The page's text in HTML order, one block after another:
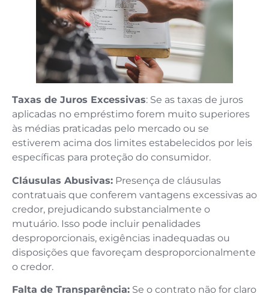
Taxas de Juros Excessivas: Se as taxas de juros
aplicadas no empréstimo forem muito superiores
às médias praticadas pelo mercado ou se
estiverem acima dos limites estabelecidos por leis
específicas para proteção do consumidor.
Cláusulas Abusivas: Presença de cláusulas
contratuais que conferem vantagens excessivas ao
credor, prejudicando substancialmente o
mutuário. Isso pode incluir penalidades
desproporcionais, exigências inadequadas ou
disposições que favoreçam desproporcionalmente
o credor.
Falta de Transparência: Se o contrato não for claro